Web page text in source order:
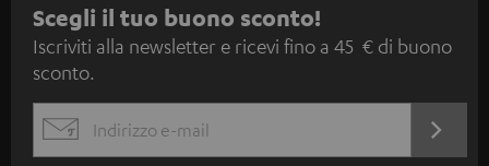
I
s
c
i
Scegli il tuo buono sconto!
Iscriviti alla newsletter e ricevi fino a 45 € di buono
sconto.
EMAIL
ORA